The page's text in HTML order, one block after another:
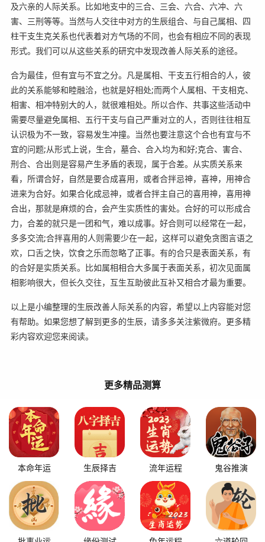
及六亲的人际关系。比如地支中的三合、三会、六合、六冲、六
害、三刑等等。当然与人交往中对方的生辰组合、与自己属相、四
柱干支生克关系也代表着对方气场的不同，也会有相应不同的表现
形式。我们可以从这些关系的研究中发现改善人际关系的途径。
合为最佳，但有宜与不宜之分。凡是属相、干支五行相合的人，彼
此的关系能够和睦融洽，也就是好相处;而两个人属相、干支相克、
相害、相冲特别大的人，就很难相处。所以合作、共事这些活动中
需要尽量避免属相、五行干支与自己严重对立的人，否则往往相互
认识极为不一致，容易发生冲撞。当然也要注意这个合也有宜与不
宜的问题;从形式上说，生合，墓合、合入均为和好;克合、害合、
刑合、合出则是容易产生矛盾的表现，属于合差。从实质关系来
看，所谓合好，自然是要合成喜用，或者合拌忌神，喜神，用神合
进来为合好。如果合化成忌神，或者合拌主自己的喜用神，喜用神
合出，那就是麻烦的合，会产生实质性的害处。合好的可以形成合
力，合差的就只是一团和气，难以成事。好合则可以经常在一起，
多多交流;合拌喜用的人则需要少在一起，这样可以避免贪图言语之
欢，口舌之快，饮食之乐而忽略了正事。有的合只是表面关系，有
的合好是实质关系。比如属相相合大多属于表面关系，初次见面属
相影响很大，但长久交往，互生互助彼此互补又相合才最为重要。
以上是小编整理的生辰改善人际关系的内容，希望以上内容能对您
有帮助。如果您想了解到更多的生辰，请多多关注紫微府。更多精
彩内容欢迎您来阅读。
更多精品测算
本命年运 生辰择吉 流年运程 鬼谷推演